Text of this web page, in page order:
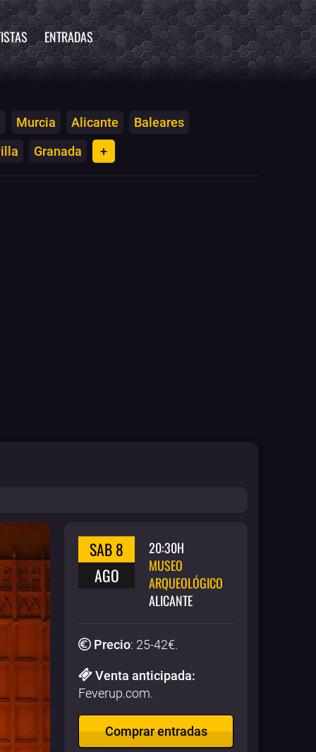
ENTRADAS
Murcia Alicante
Baleares
Granada +
SAB 8
AGO
20:30H
MUSEO
ARQUEOLÓGICO
ALICANTE
Precio: 25-42€.
Venta anticipada:
Feverup.com.
Comprar entradas